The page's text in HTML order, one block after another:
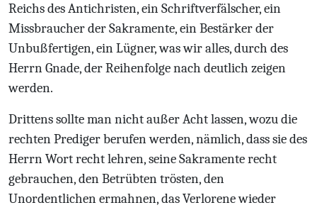
Reichs des Antichristen, ein Schriftverfälscher, ein
Missbraucher der Sakramente, ein Bestärker der
Unbußfertigen, ein Lügner, was wir alles, durch des
Herrn Gnade, der Reihenfolge nach deutlich zeigen
werden.
Drittens sollte man nicht außer Acht lassen, wozu die
rechten Prediger berufen werden, nämlich, dass sie des
Herrn Wort recht lehren, seine Sakramente recht
gebrauchen, den Betrübten trösten, den
Unordentlichen ermahnen, das Verlorene wieder